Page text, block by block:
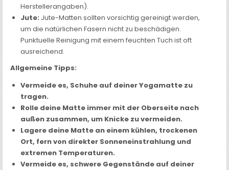
Herstellerangaben).
Jute: Jute-Matten sollten vorsichtig gereinigt werden,
um die natürlichen Fasern nicht zu beschädigen.
Punktuelle Reinigung mit einem feuchten Tuch ist oft
ausreichend.
Allgemeine Tipps:
Vermeide es, Schuhe auf deiner Yogamatte zu
tragen.
Rolle deine Matte immer mit der Oberseite nach
außen zusammen, um Knicke zu vermeiden.
Lagere deine Matte an einem kühlen, trockenen
Ort, fern von direkter Sonneneinstrahlung und
extremen Temperaturen.
Vermeide es, schwere Gegenstände auf deiner